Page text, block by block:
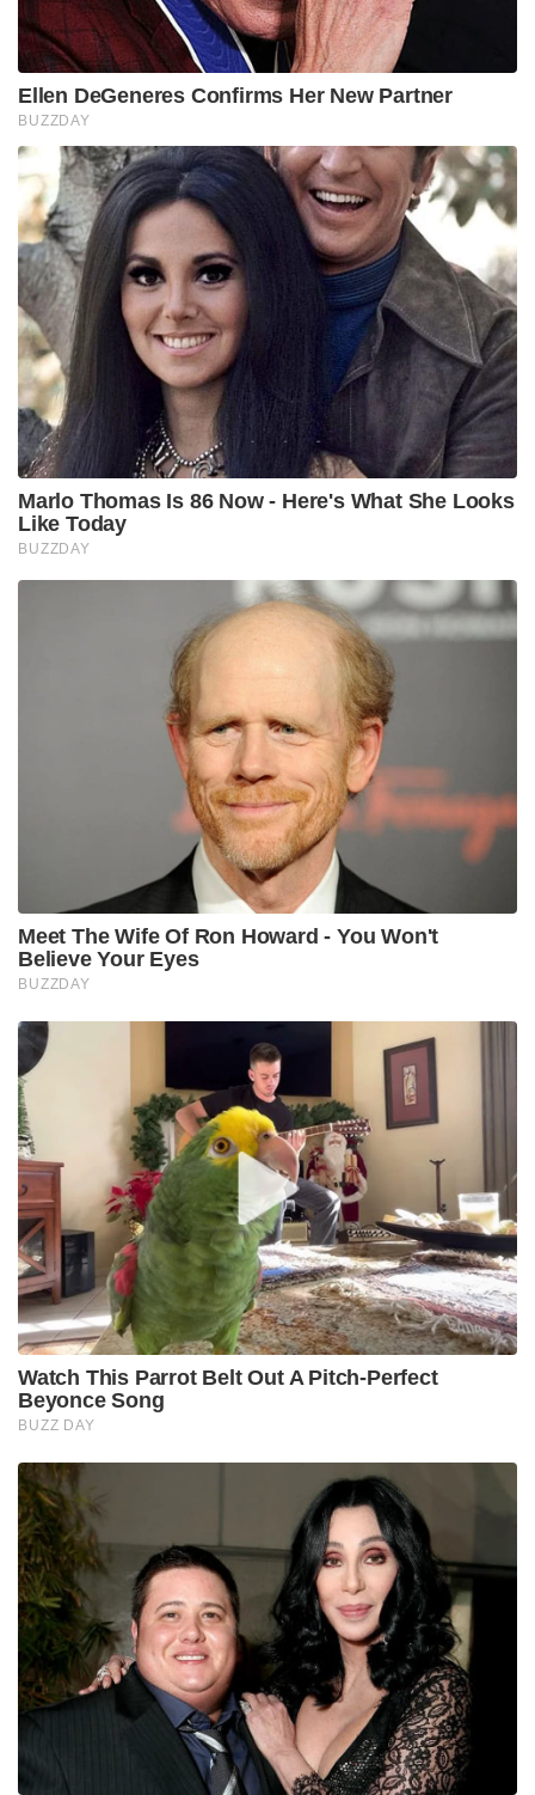
Ellen DeGeneres Confirms Her New Partner
BUZZDAY
Marlo Thomas Is 86 Now - Here's What She Looks
Like Today
BUZZDAY
Meet The Wife Of Ron Howard - You Won't
Believe Your Eyes
BUZZDAY
Watch This Parrot Belt Out A Pitch-Perfect
Beyonce Song
BUZZ DAY